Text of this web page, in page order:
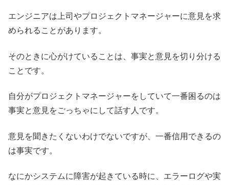
エンジニアは上司やプロジェクトマネージャーに意見を求
められることがあります。
そのときに心がけていることは、事実と意見を切り分ける
ことです。
自分がプロジェクトマネージャーをしていて一番困るのは
事実と意見をごっちゃにして話す人です。
意見を聞きたくないわけでないですが、一番信用できるの
は事実です。
なにかシステムに障害が起きている時に、エラーログや実